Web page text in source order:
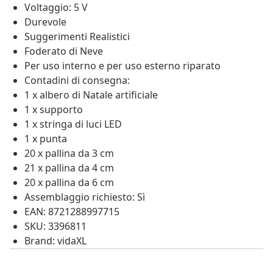
Voltaggio: 5 V
Durevole
Suggerimenti Realistici
Foderato di Neve
Per uso interno e per uso esterno riparato
Contadini di consegna:
1 x albero di Natale artificiale
1 x supporto
1 x stringa di luci LED
1 x punta
20 x pallina da 3 cm
21 x pallina da 4 cm
20 x pallina da 6 cm
Assemblaggio richiesto: Sì
EAN: 8721288997715
SKU: 3396811
Brand: vidaXL